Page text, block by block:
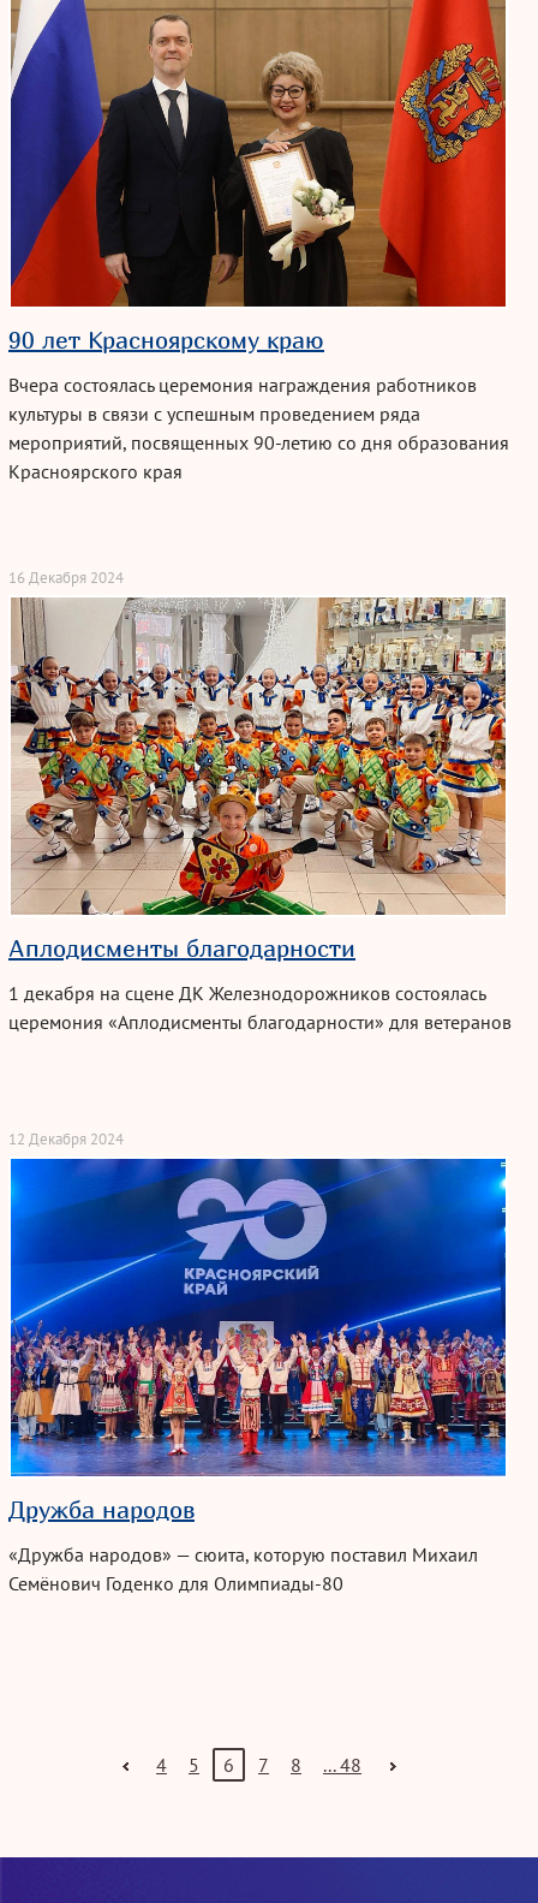
90 лет Красноярскому краю
Вчера состоялась церемония награждения работников
культуры в связи с успешным проведением ряда
мероприятий, посвященных 90-летию со дня образования
Красноярского края
16 Декабря 2024
Аплодисменты благодарности
1 декабря на сцене ДК Железнодорожников состоялась
церемония «Аплодисменты благодарности» для ветеранов
12 Декабря 2024
Дружба народов
«Дружба народов» — сюита, которую поставил Михаил
Семёнович Годенко для Олимпиады-80
4 5 6 7 8 ... 48